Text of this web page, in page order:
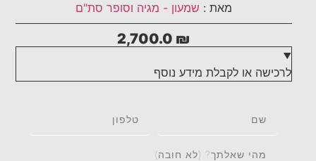
מאת : שמעון - מגיה וסופר סת"ם
2,700.0 ₪
לרכישה או לקבלת מידע נוסף